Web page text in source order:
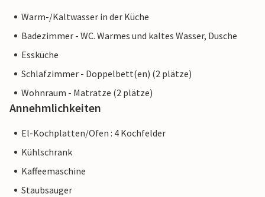
Warm-/Kaltwasser in der Küche
Badezimmer - WC. Warmes und kaltes Wasser, Dusche
Essküche
Schlafzimmer - Doppelbett(en) (2 plätze)
Wohnraum - Matratze (2 plätze)
Annehmlichkeiten
El-Kochplatten/Ofen : 4 Kochfelder
Kühlschrank
Kaffeemaschine
Staubsauger